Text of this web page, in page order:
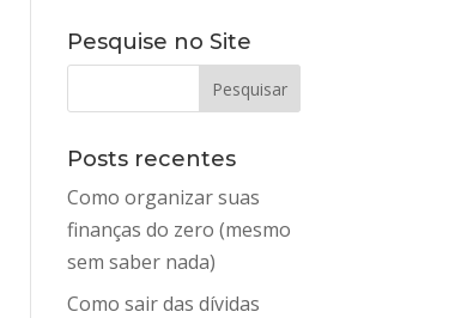
Pesquise no Site
Posts recentes
Como organizar suas
finanças do zero (mesmo
sem saber nada)
Como sair das dívidas